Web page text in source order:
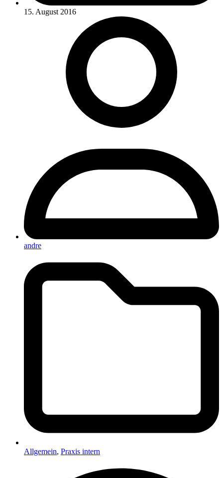
15. August 2016
andre
Allgemein, Praxis intern